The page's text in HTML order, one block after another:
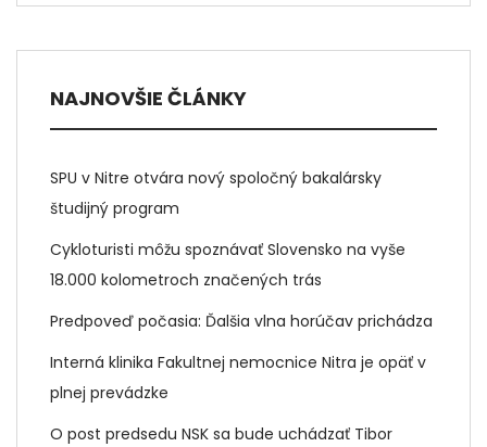
NAJNOVŠIE ČLÁNKY
SPU v Nitre otvára nový spoločný bakalársky
študijný program
Cykloturisti môžu spoznávať Slovensko na vyše
18.000 kolometroch značených trás
Predpoveď počasia: Ďalšia vlna horúčav prichádza
Interná klinika Fakultnej nemocnice Nitra je opäť v
plnej prevádzke
O post predsedu NSK sa bude uchádzať Tibor